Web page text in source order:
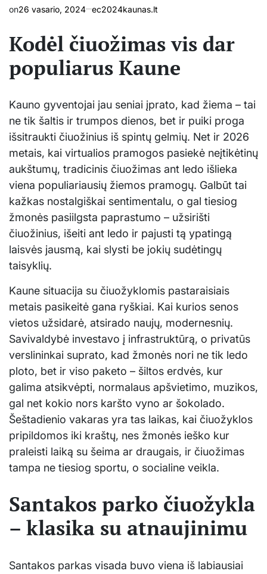
on26 vasario, 2024 ec2024kaunas.lt
Kodėl čiuožimas vis dar
populiarus Kaune
Kauno gyventojai jau seniai įprato, kad žiema – tai
ne tik šaltis ir trumpos dienos, bet ir puiki proga
išsitraukti čiuožinius iš spintų gelmių. Net ir 2026
metais, kai virtualios pramogos pasiekė neįtikėtinų
aukštumų, tradicinis čiuožimas ant ledo išlieka
viena populiariausių žiemos pramogų. Galbūt tai
kažkas nostalgiškai sentimentalu, o gal tiesiog
žmonės pasiilgsta paprastumo – užsirišti
čiuožinius, išeiti ant ledo ir pajusti tą ypatingą
laisvės jausmą, kai slysti be jokių sudėtingų
taisyklių.
Kaune situacija su čiuožyklomis pastaraisiais
metais pasikeitė gana ryškiai. Kai kurios senos
vietos užsidarė, atsirado naujų, modernesnių.
Savivaldybė investavo į infrastruktūrą, o privatūs
verslininkai suprato, kad žmonės nori ne tik ledo
ploto, bet ir viso paketo – šiltos erdvės, kur
galima atsikvėpti, normalaus apšvietimo, muzikos,
gal net kokio nors karšto vyno ar šokolado.
Šeštadienio vakaras yra tas laikas, kai čiuožyklos
pripildomos iki kraštų, nes žmonės ieško kur
praleisti laiką su šeima ar draugais, ir čiuožimas
tampa ne tiesiog sportu, o socialine veikla.
Santakos parko čiuožykla
– klasika su atnaujinimu
Santakos parkas visada buvo viena iš labiausiai